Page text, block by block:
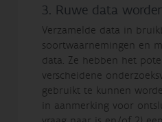
3. Ruwe data
Verzamelde data in
soortwaarnemingen en
data. Ze hebben het
verscheidene
gebruikt te kunnen
in aanmerking voor